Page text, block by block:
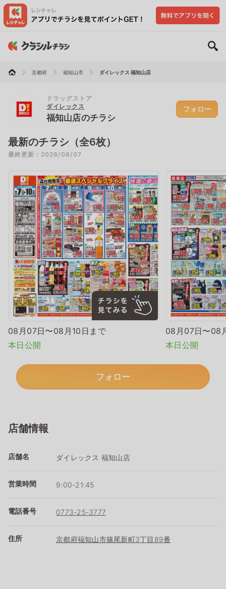
京都府 福知山市 ダイレックス 福知山店
ドラッグストア
ダイレックス
福知山店のチラシ
フォロー
最新のチラシ（全6枚）
最終更新：2026/08/07
08月07日〜08月10日まで
本日公開
08月07日〜08
本日公開
フォロー
店舗情報
店舗名 ダイレックス 福知山店
営業時間 9:00-21:45
電話番号 0773-25-3777
住所 京都府福知山市篠尾新町3丁目89番